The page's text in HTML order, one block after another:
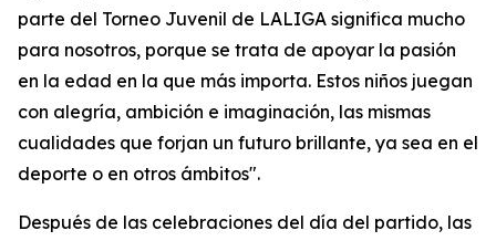
parte del Torneo Juvenil de LALIGA significa mucho
para nosotros, porque se trata de apoyar la pasión
en la edad en la que más importa. Estos niños juegan
con alegría, ambición e imaginación, las mismas
cualidades que forjan un futuro brillante, ya sea en el
deporte o en otros ámbitos".
Después de las celebraciones del día del partido, las